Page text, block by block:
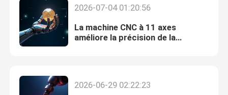
À propos de nous
Visite de l'usine
2026-07-04 01:20:56
La machine CNC à 11 axes
améliore la précision de la
2026-06-29 02:22:23